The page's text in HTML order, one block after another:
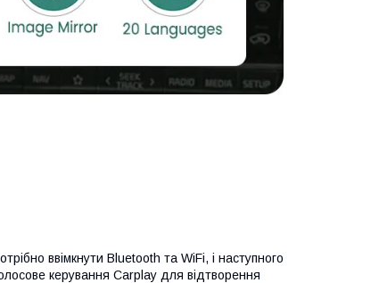
ввімкнути Bluetooth та WiFi, і наступного
керування Carplay для відтворення